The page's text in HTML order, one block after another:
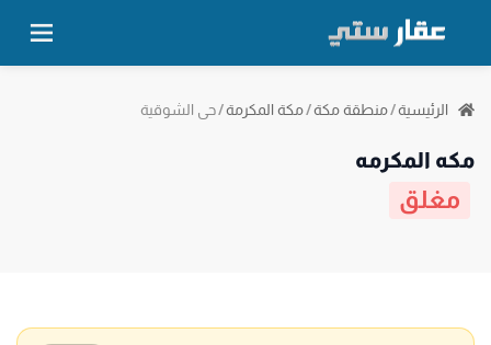
الرئيسية/منطقة مكة/مكة المكرمة/حي الشوقية
مكه المكرمه
مغلق